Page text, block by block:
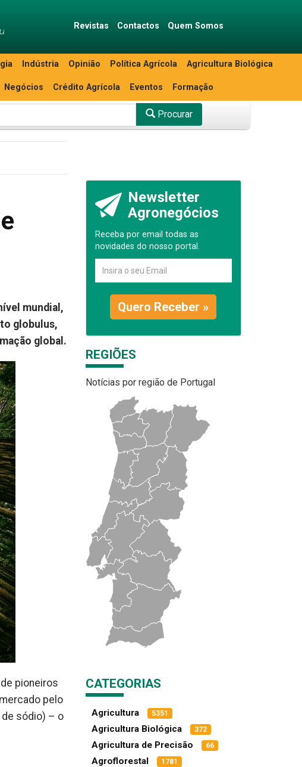
Revistas Contactos Quem Somos
Indústria Opinião Política Agrícola Agricultura Biológica
Negócios Crédito Agrícola Eventos Formação
Procurar
mundial,
globulus,
global.
pioneiros
pelo
sódio) – o
Newsletter
Agronegócios
Receba por email todas as
novidades do nosso portal.
Quero Receber »
REGIÕES
Notícias por região de Portugal
CATEGORIAS
Agricultura 5351
Agricultura Biológica 372
Agricultura de Precisão 66
Agroflorestal 1781